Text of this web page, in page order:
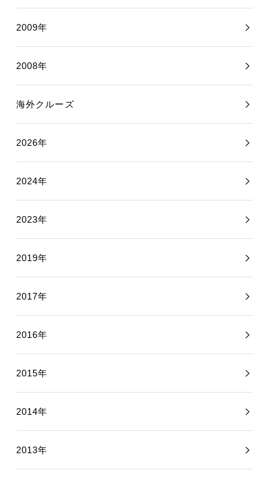
2009年
2008年
海外クルーズ
2026年
2024年
2023年
2019年
2017年
2016年
2015年
2014年
2013年